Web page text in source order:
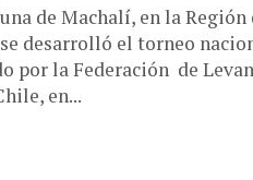
de Machalí, en la Región
desarrolló el torneo
por la Federación de
en...